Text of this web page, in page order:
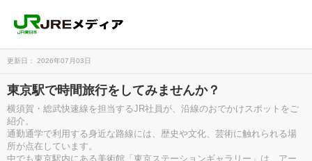
更新日： 2026年07月03日
東京駅で時間旅行をしてみませんか？
横須賀・総武快速線を担当するJR社員が、沿線のおでかけスポットをご
紹介。
通勤通学で利用する身近な路線には、歴史や文化、芸術に触れられる場
所が点在しています。
中でも東京駅内にある美術館「東京ステーションギャラリー」は、アー